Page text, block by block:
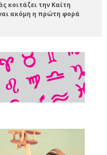
κοιτάζει την Καίτη
ακόμη η πρώτη φορά